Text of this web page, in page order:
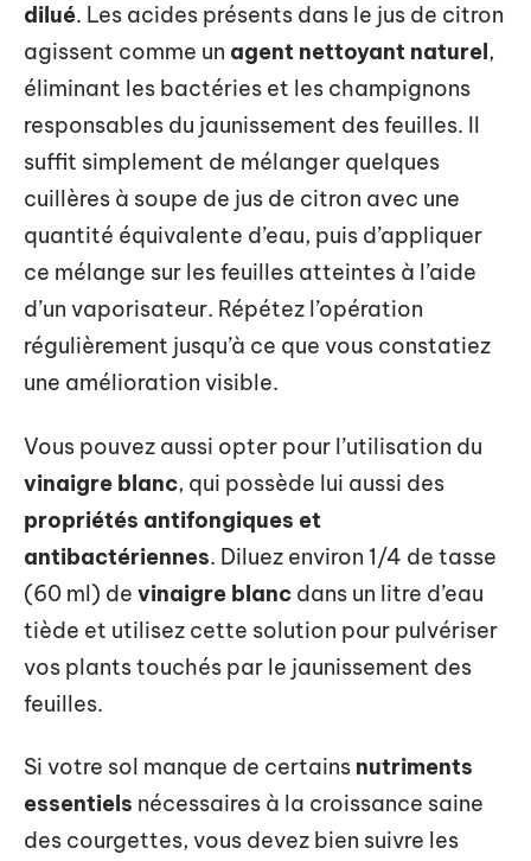
dilué. Les acides présents dans le jus de citron
agissent comme un agent nettoyant naturel,
éliminant les bactéries et les champignons
responsables du jaunissement des feuilles. Il
suffit simplement de mélanger quelques
cuillères à soupe de jus de citron avec une
quantité équivalente d’eau, puis d’appliquer
ce mélange sur les feuilles atteintes à l’aide
d’un vaporisateur. Répétez l’opération
régulièrement jusqu’à ce que vous constatiez
une amélioration visible.
Vous pouvez aussi opter pour l’utilisation du
vinaigre blanc, qui possède lui aussi des
propriétés antifongiques et
antibactériennes. Diluez environ 1/4 de tasse
(60 ml) de vinaigre blanc dans un litre d’eau
tiède et utilisez cette solution pour pulvériser
vos plants touchés par le jaunissement des
feuilles.
Si votre sol manque de certains nutriments
essentiels nécessaires à la croissance saine
des courgettes, vous devez bien suivre les